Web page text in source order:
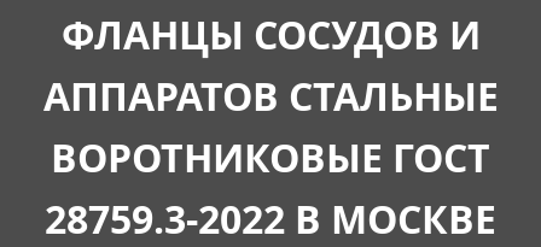
ФЛАНЦЫ СОСУДОВ И
АППАРАТОВ СТАЛЬНЫЕ
ВОРОТНИКОВЫЕ ГОСТ
28759.3-2022 В МОСКВЕ